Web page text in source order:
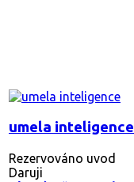
umela inteligence
Rezervováno uvod
Daruji